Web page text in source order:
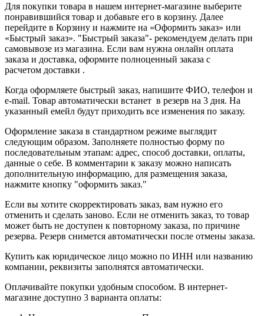
Для покупки товара в нашем интернет-магазине выберите
понравившийся товар и добавьте его в корзину. Далее
перейдите в Корзину и нажмите на «Оформить заказ» или
«Быстрый заказ». "Быстрый заказа"- рекомендуем делать при
самовывозе из магазина. Если вам нужна онлайн оплата
заказа и доставка, оформите полноценный заказа с
расчетом доставки .
Когда оформляете быстрый заказ, напишите ФИО, телефон и
e-mail. Товар автоматически встанет в резерв на 3 дня. На
указанный емейл будут приходить все изменения по заказу.
Оформление заказа в стандартном режиме выглядит
следующим образом. Заполняете полностью форму по
последовательным этапам: адрес, способ доставки, оплаты,
данные о себе. В комментарии к заказу можно написать
дополнительную информацию, для размещения заказа,
нажмите кнопку "оформить заказ."
Если вы хотите скорректировать заказ, вам нужно его
отменить и сделать заново. Если не отменить заказ, то товар
может быть не доступен к повторному заказа, по причине
резерва. Резерв снимется автоматически после отмены заказа.
Купить как юридическое лицо можно по ИНН или названию
компании, реквизиты заполнятся автоматически.
Оплачивайте покупки удобным способом. В интернет-
магазине доступно 3 варианта оплаты: